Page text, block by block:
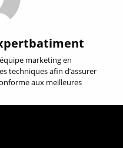
marketing en
techniques afin d’assurer
aux meilleures